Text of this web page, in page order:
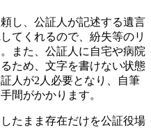
し、公証人が記述する遺言
てくれるので、紛失等のリ
また、公証人に自宅や病院
ため、文字を書けない状態
人が2人必要となり、自筆
間がかかります。
たまま存在だけを公証役場